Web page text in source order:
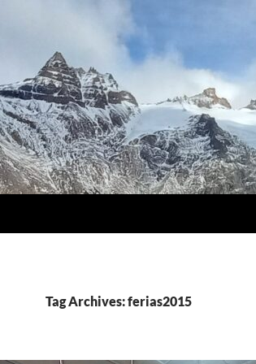
Tag Archives: ferias2015